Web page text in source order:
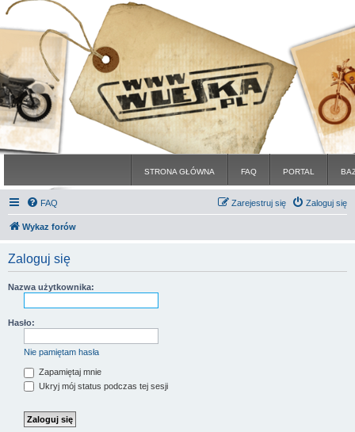
STRONA GŁÓWNA FAQ PORTAL
FAQ Zaloguj się
Zarejestruj się
Wykaz forów
Zaloguj się
Nazwa użytkownika:
Hasło:
Nie pamiętam hasła
Zapamiętaj mnie
Ukryj mój status podczas tej sesji